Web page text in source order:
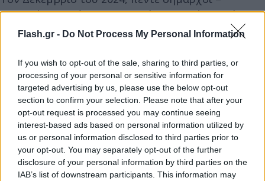
Flash.gr - Do Not Process My Personal Information
If you wish to opt-out of the sale, sharing to third parties, or
processing of your personal or sensitive information for
targeted advertising by us, please use the below opt-out
section to confirm your selection. Please note that after your
opt-out request is processed you may continue seeing
interest-based ads based on personal information utilized by
us or personal information disclosed to third parties prior to
your opt-out. You may separately opt-out of the further
disclosure of your personal information by third parties on the
IAB’s list of downstream participants. This information may
Καλλιθέας, Αγράφων, Ηρακλείου Αττικής, Νοτίου
Πηλίου και Κορίνθου – είχαν ζητήσει με κοινή
ξεκαθαρίσει πλήρως η νομιμότητα καταβολής του
επιδόματος γέννησης από τους δήμους. Σήμερα, το
αίτημά τους έχει γίνει πράξη.
Δεκάδες δήμοι στο ίδιο μήκος κύματος
Λυκόβρυση – Πεύκη, Νάουσα,Αποκόρωνας
Σέρβια και δεκάδες ακόμη δήμοι εντός κι εκτός